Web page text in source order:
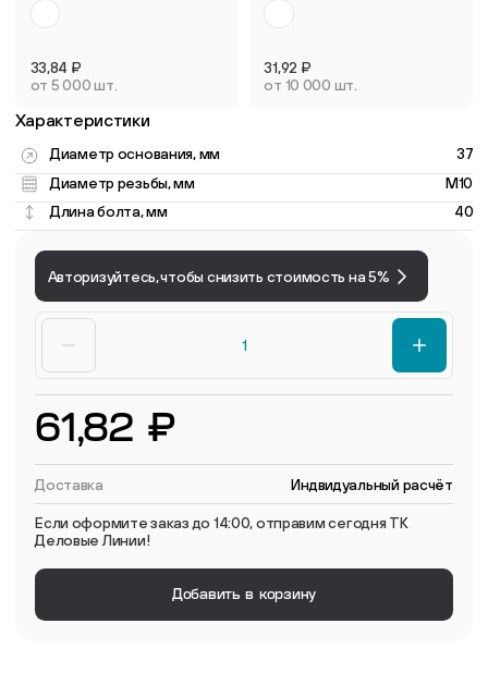
33,84 ₽
от 5 000 шт.
31,92 ₽
от 10 000 шт.
Характеристики
Диаметр основания, мм
37
Диаметр резьбы, мм
M10
Длина болта, мм
40
Авторизуйтесь, чтобы снизить стоимость на 5%
61,82 ₽
Доставка Индвидуальный расчёт
Если оформите заказ до 14:00, отправим сегодня ТК
Деловые Линии!
Добавить в корзину